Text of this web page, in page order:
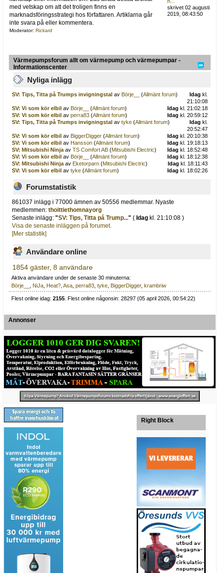
med vetskap om att det troligen finns en
marknadsföringsstrategi hos författaren. Artiklarna går
inte svara på eller kommentera.
Moderator: Rickard
skrivet 02 augusti
2019, 08:43:50
Värmepumpsforum allt om värmepump och värmepumpar -
Informationscenter
Nyliga inlägg
SV: Tips, Titta på Trumps invigningstalav Börje__ (Allmänt forum) Idag kl.
21:10:08
SV: Vi som kör elbilav Börje__ (Allmänt forum) Idag kl. 21:02:18
SV: Vi som kör elbilav perra83(Allmänt forum) Idag kl. 20:59:12
SV: Tips, Titta på Trumps invigningstalav tyke(Allmänt forum) Idag kl.
20:52:47
SV: Vi som kör elbilav BiggerDigger(Allmänt forum) Idag kl. 20:10:38
SV: Vi som kör elbilav Hansson(Allmänt forum) Idag kl. 19:18:13
SV: Mitsubishi Ninjaav TS Comfort AB(Mitsubishi Electric) Idag kl. 18:52:48
SV: Vi som kör elbilav Börje__ (Allmänt forum) Idag kl. 18:12:38
SV: Mitsubishi Ninjaav Eketorparn(Mitsubishi Electric) Idag kl. 18:11:43
SV: Vi som kör elbilav tyke(Allmänt forum) Idag kl. 18:02:26
Forumstatistik
861037 inlägg i 77000 ämnen av 50556 medlemmar. Nyaste
medlemmen:thoittiethomnayorg
Senaste inlägg:"SV: Tips, Titta på Trump..." ( Idag kl. 21:10:08 )
Visa de senaste inläggen på forumet.
[Mer statistik]
Användare online
1854 gäster, 8 användare
Aktiva användare under de senaste 30 minuterna:
Börje__ , NiJa, Heat?,Asa,perra83,tyke, BiggerDigger, krambriw
Flest online idag:2155 . Flest online någonsin: 28297 (05 april 2026, 00:54:22)
Annonser
Right Block